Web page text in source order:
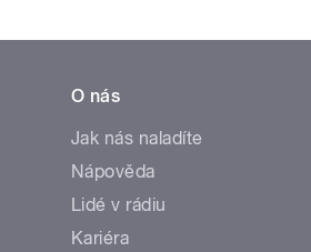
O nás
Jak nás naladíte
Nápověda
Lidé v rádiu
Kariéra